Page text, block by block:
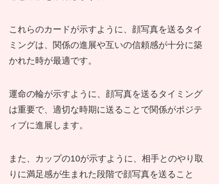
これらのカードが示すように、顔写真を送るタイ
ミングは、関係の進展や互いの信頼感が十分に築
かれた時が最適です。
運命の輪が示すように、顔写真を送るタイミング
は重要で、適切な時期に送ることで関係がポジテ
ィブに進展します。
また、カップの10が示すように、相手とのやり取
りに満足感が生まれた段階で顔写真を送ること